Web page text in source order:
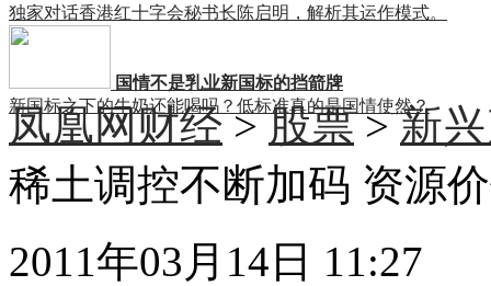
独家对话香港红十字会秘书长陈启明，解析其运作模式。
国情不是乳业新国标的挡箭牌
新国标之下的牛奶还能喝吗？低标准真的是国情使然？
凤凰网财经>股票>新
稀土调控不断加码 资源
2011年03月14日 11:27